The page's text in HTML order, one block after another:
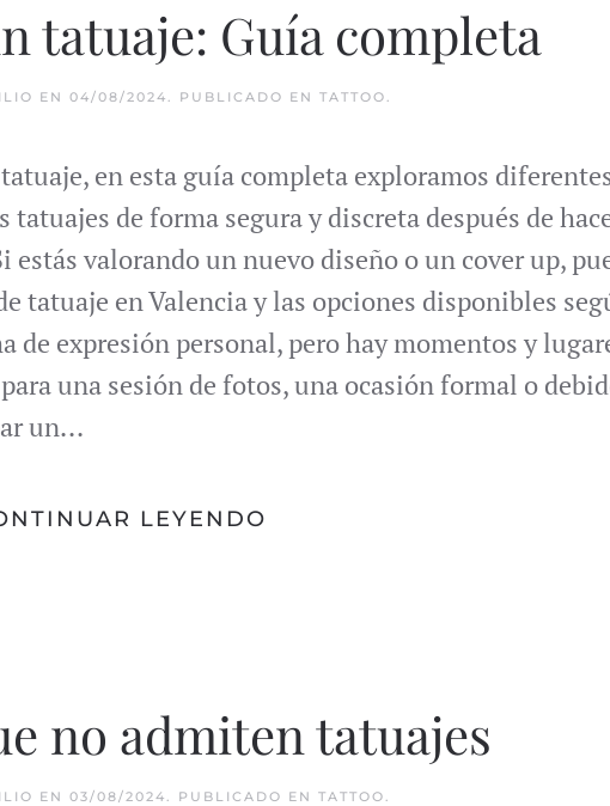
tatuaje: Guía completa
EN 04/08/2024. PUBLICADO EN TATTOO.
en esta guía completa exploramos
de forma segura y discreta después de
valorando un nuevo diseño o un cover up,
tatuaje en Valencia y las opciones disponibles
de expresión personal, pero hay momentos y
una sesión de fotos, una ocasión formal o
un...
LEYENDO
no admiten tatuajes
EN 03/08/2024. PUBLICADO EN TATTOO.